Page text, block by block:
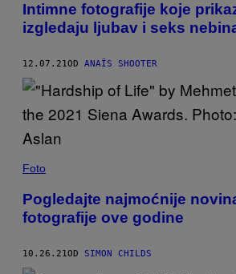
Intimne fotografije koje
izgledaju ljubav i seks
12.07.21OD ANAÏS SHOOTER
Foto
Pogledajte najmoćnije
fotografije ove godine
10.26.21OD SIMON CHILDS